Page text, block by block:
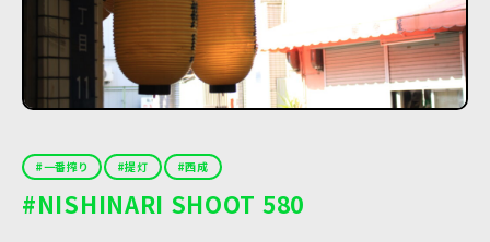
一番搾り 提灯 西成
#NISHINARI SHOOT 580